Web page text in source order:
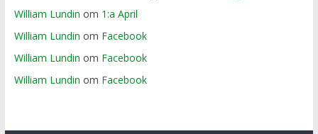
William Lundin om 1:a April
William Lundin om Facebook
William Lundin om Facebook
William Lundin om Facebook